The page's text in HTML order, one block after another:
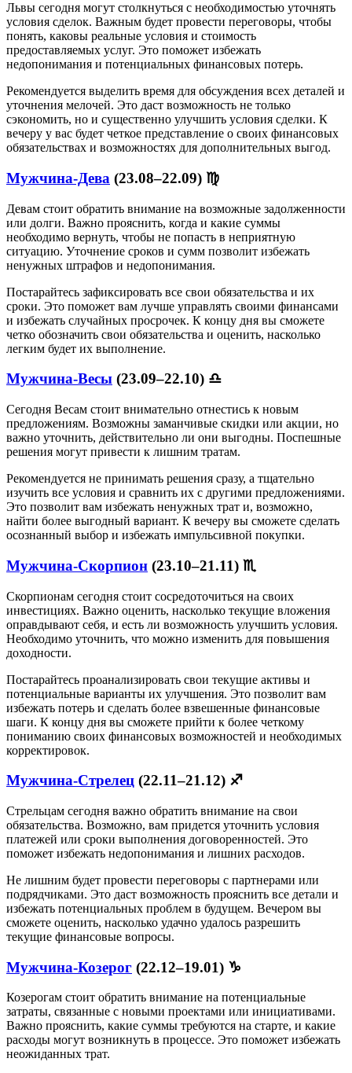
Львы сегодня могут столкнуться с необходимостью уточнять
условия сделок. Важным будет провести переговоры, чтобы
понять, каковы реальные условия и стоимость
предоставляемых услуг. Это поможет избежать
недопонимания и потенциальных финансовых потерь.
Рекомендуется выделить время для обсуждения всех деталей и
уточнения мелочей. Это даст возможность не только
сэкономить, но и существенно улучшить условия сделки. К
вечеру у вас будет четкое представление о своих финансовых
обязательствах и возможностях для дополнительных выгод.
Мужчина-Дева (23.08–22.09) ♍
Девам стоит обратить внимание на возможные задолженности
или долги. Важно прояснить, когда и какие суммы
необходимо вернуть, чтобы не попасть в неприятную
ситуацию. Уточнение сроков и сумм позволит избежать
ненужных штрафов и недопонимания.
Постарайтесь зафиксировать все свои обязательства и их
сроки. Это поможет вам лучше управлять своими финансами
и избежать случайных просрочек. К концу дня вы сможете
четко обозначить свои обязательства и оценить, насколько
легким будет их выполнение.
Мужчина-Весы (23.09–22.10) ♎
Сегодня Весам стоит внимательно отнестись к новым
предложениям. Возможны заманчивые скидки или акции, но
важно уточнить, действительно ли они выгодны. Поспешные
решения могут привести к лишним тратам.
Рекомендуется не принимать решения сразу, а тщательно
изучить все условия и сравнить их с другими предложениями.
Это позволит вам избежать ненужных трат и, возможно,
найти более выгодный вариант. К вечеру вы сможете сделать
осознанный выбор и избежать импульсивной покупки.
Мужчина-Скорпион (23.10–21.11) ♏
Скорпионам сегодня стоит сосредоточиться на своих
инвестициях. Важно оценить, насколько текущие вложения
оправдывают себя, и есть ли возможность улучшить условия.
Необходимо уточнить, что можно изменить для повышения
доходности.
Постарайтесь проанализировать свои текущие активы и
потенциальные варианты их улучшения. Это позволит вам
избежать потерь и сделать более взвешенные финансовые
шаги. К концу дня вы сможете прийти к более четкому
пониманию своих финансовых возможностей и необходимых
корректировок.
Мужчина-Стрелец (22.11–21.12) ♐
Стрельцам сегодня важно обратить внимание на свои
обязательства. Возможно, вам придется уточнить условия
платежей или сроки выполнения договоренностей. Это
поможет избежать недопонимания и лишних расходов.
Не лишним будет провести переговоры с партнерами или
подрядчиками. Это даст возможность прояснить все детали и
избежать потенциальных проблем в будущем. Вечером вы
сможете оценить, насколько удачно удалось разрешить
текущие финансовые вопросы.
Мужчина-Козерог (22.12–19.01) ♑
Козерогам стоит обратить внимание на потенциальные
затраты, связанные с новыми проектами или инициативами.
Важно прояснить, какие суммы требуются на старте, и какие
расходы могут возникнуть в процессе. Это поможет избежать
неожиданных трат.